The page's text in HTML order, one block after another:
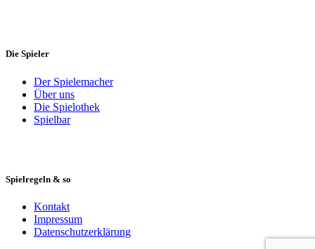
Die Spieler
Der Spielemacher
Über uns
Die Spielothek
Spielbar
Spielregeln & so
Kontakt
Impressum
Datenschutzerklärung